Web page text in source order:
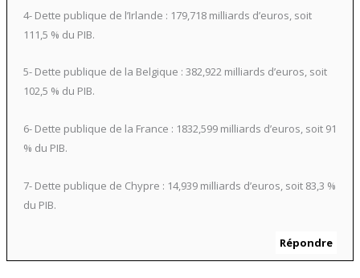
4- Dette publique de l’Irlande : 179,718 milliards d’euros, soit
111,5 % du PIB.
5- Dette publique de la Belgique : 382,922 milliards d’euros, soit
102,5 % du PIB.
6- Dette publique de la France : 1832,599 milliards d’euros, soit 91
% du PIB.
7- Dette publique de Chypre : 14,939 milliards d’euros, soit 83,3 %
du PIB.
Répondre